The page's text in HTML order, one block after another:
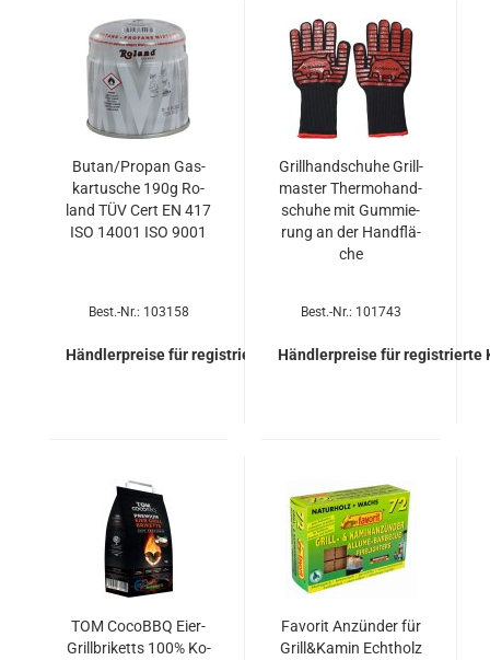
Butan/Pro­pan Gas­
kar­tu­sche 190g Ro­
land TÜV Cert EN 417
ISO 14001 ISO 9001
Best.-Nr.: 103158
Händlerpreise für registrierte Kunden
Grill­hand­schu­he Grill­
mas­ter Ther­mo­hand­
schu­he mit Gum­mie­
rung an der Hand­flä­
che
Best.-Nr.: 101743
Händlerpreise für registrierte
TOM Co­coBBQ Eier-​
Grill­bri­ketts 100% Ko­
Fa­vo­rit An­zün­der für
Grill&Kamin Echt­holz